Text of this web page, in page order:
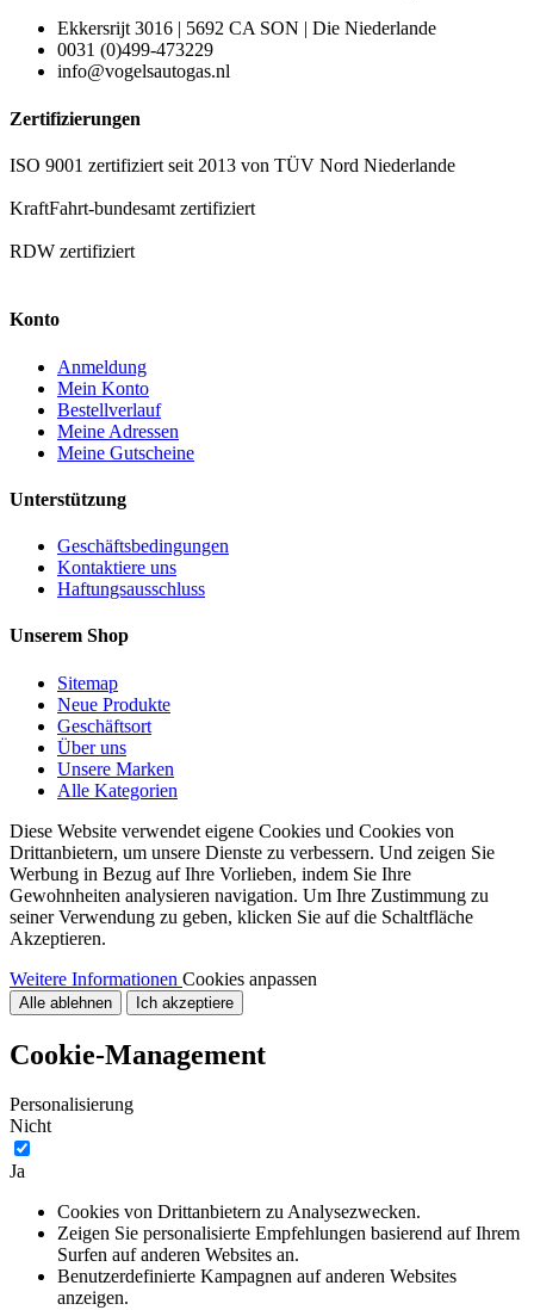
Ekkersrijt 3016 | 5692 CA SON | Die Niederlande
0031 (0)499-473229
info@vogelsautogas.nl
Zertifizierungen
ISO 9001 zertifiziert seit 2013 von TÜV Nord Niederlande
KraftFahrt-bundesamt zertifiziert
RDW zertifiziert
Konto
Anmeldung
Mein Konto
Bestellverlauf
Meine Adressen
Meine Gutscheine
Unterstützung
Geschäftsbedingungen
Kontaktiere uns
Haftungsausschluss
Unserem Shop
Sitemap
Neue Produkte
Geschäftsort
Über uns
Unsere Marken
Alle Kategorien
Diese Website verwendet eigene Cookies und Cookies von
Drittanbietern, um unsere Dienste zu verbessern. Und zeigen Sie
Werbung in Bezug auf Ihre Vorlieben, indem Sie Ihre
Gewohnheiten analysieren navigation. Um Ihre Zustimmung zu
seiner Verwendung zu geben, klicken Sie auf die Schaltfläche
Akzeptieren.
Weitere Informationen Cookies anpassen
Alle ablehnen Ich akzeptiere
Cookie-Management
Personalisierung
Nicht
Ja
Cookies von Drittanbietern zu Analysezwecken.
Zeigen Sie personalisierte Empfehlungen basierend auf Ihrem
Surfen auf anderen Websites an.
Benutzerdefinierte Kampagnen auf anderen Websites
anzeigen.